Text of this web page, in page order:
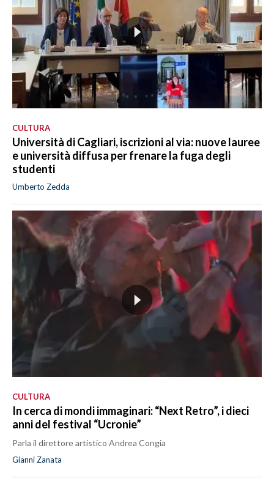
CULTURA
Università di Cagliari, iscrizioni al via: nuove lauree
e università diffusa per frenare la fuga degli
studenti
Umberto Zedda
CULTURA
In cerca di mondi immaginari: “Next Retro”, i dieci
anni del festival “Ucronie”
Parla il direttore artistico Andrea Congia
Gianni Zanata